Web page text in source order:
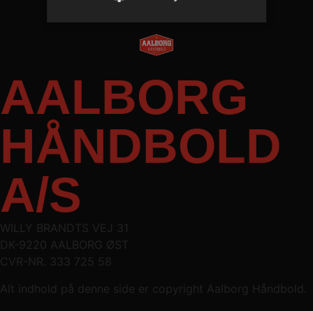
AALBORG
HÅNDBOLD
A/S
WILLY BRANDTS VEJ 31
DK-9220 AALBORG ØST
CVR-NR. 333 725 58
Alt indhold på denne side er copyright Aalborg Håndbold.
Absolut nødvendige
Absolut nødvendige cookies muliggør
hjemmesidens grundlæggende funktionalitet
Hjemmesiden kan ikke bruges korrekt uden de
absolut nødvendige cookies.
Navn Udbyder / Domæne
/dyna-.*/i
_dcid